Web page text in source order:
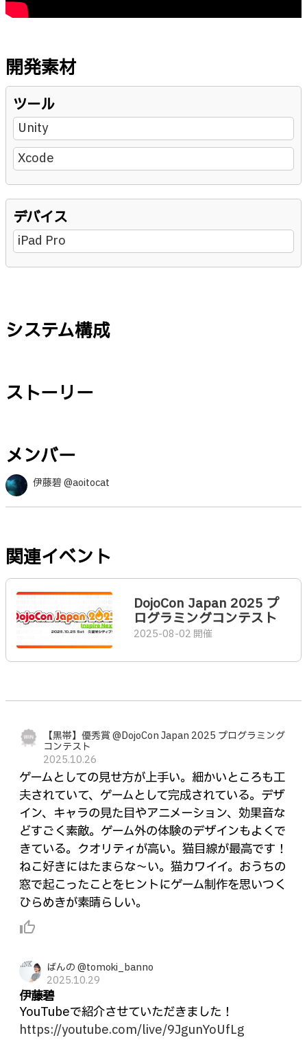
開発素材
ツール
Unity
Xcode
デバイス
iPad Pro
システム構成
ストーリー
メンバー
伊藤碧 @aoitocat
関連イベント
DojoCon Japan 2025 プ
ログラミングコンテスト
2025-08-02 開催
【黒帯】優秀賞 @DojoCon Japan 2025 プログラミング
コンテスト
2025.10.26
ゲームとしての見せ方が上手い。細かいところも工
夫されていて、ゲームとして完成されている。デザ
イン、キャラの見た目やアニメーション、効果音な
どすごく素敵。ゲーム外の体験のデザインもよくで
きている。クオリティが高い。猫目線が最高です！
ねこ好きにはたまらな～い。猫カワイイ。おうちの
窓で起こったことをヒントにゲーム制作を思いつく
ひらめきが素晴らしい。
thumb_up_alt
ばんの @tomoki_banno
2025.10.29
伊藤碧
YouTubeで紹介させていただきました！
https://youtube.com/live/9JgunYoUfLg